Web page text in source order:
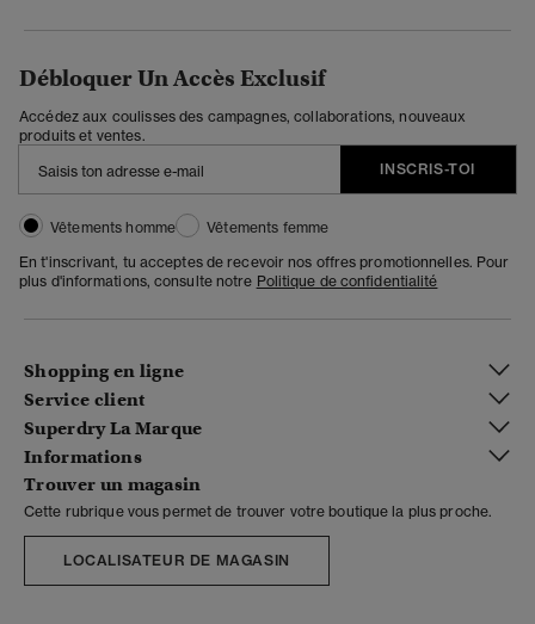
Débloquer Un Accès Exclusif
Accédez aux coulisses des campagnes, collaborations, nouveaux
produits et ventes.
INSCRIS-TOI
Vêtements homme
Vêtements femme
En t'inscrivant, tu acceptes de recevoir nos offres promotionnelles. Pour
plus d'informations, consulte notre Politique de confidentialité
Shopping en ligne
Service client
Superdry La Marque
Informations
Trouver un magasin
Cette rubrique vous permet de trouver votre boutique la plus proche.
LOCALISATEUR DE MAGASIN